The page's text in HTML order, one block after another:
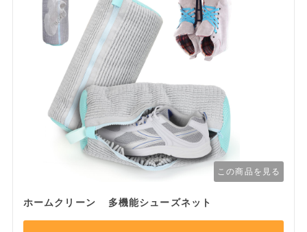
この商品を見る
ホームクリーン 多機能シューズネット